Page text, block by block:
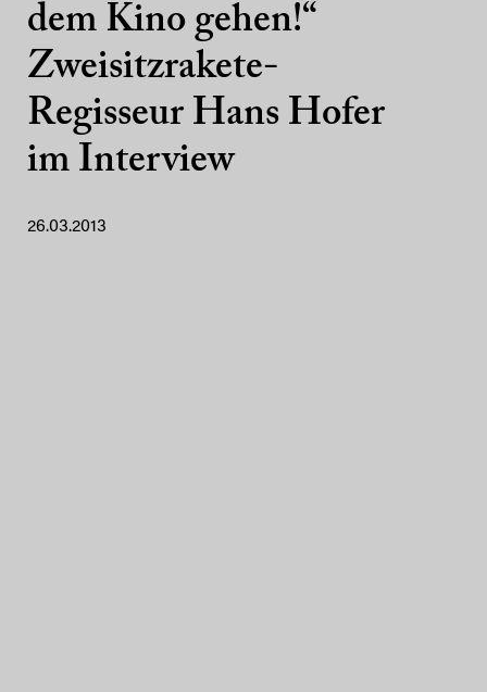
dem Kino gehen!“
Zweisitzrakete-
Regisseur Hans Hofer
im Interview
26.03.2013